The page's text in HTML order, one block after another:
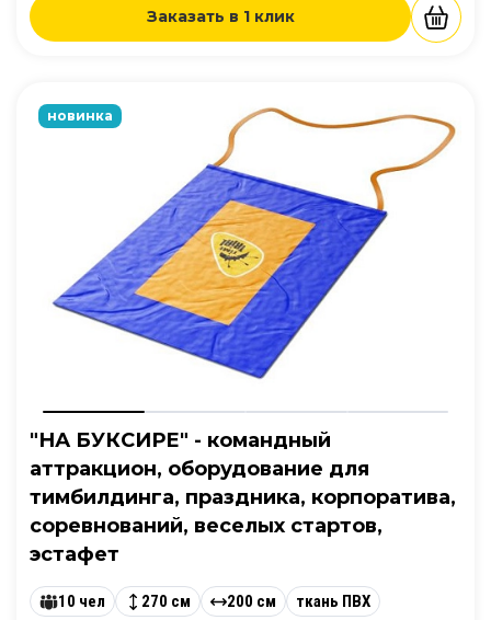
Заказать в 1 клик
новинка
"НА БУКСИРЕ" - командный
аттракцион, оборудование для
тимбилдинга, праздника, корпоратива,
соревнований, веселых стартов,
эстафет
10 чел 270 см 200 см ткань ПВХ